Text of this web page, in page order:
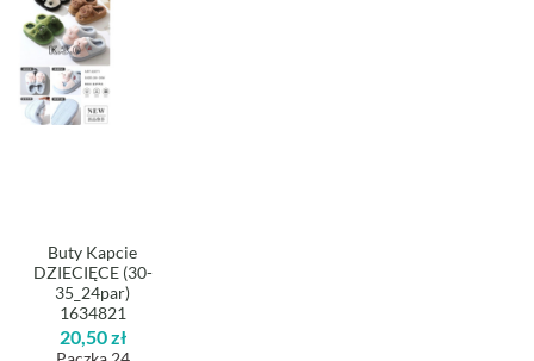
Buty Kapcie
DZIECIĘCE (30-
35_24par)
1634821
20,50zł